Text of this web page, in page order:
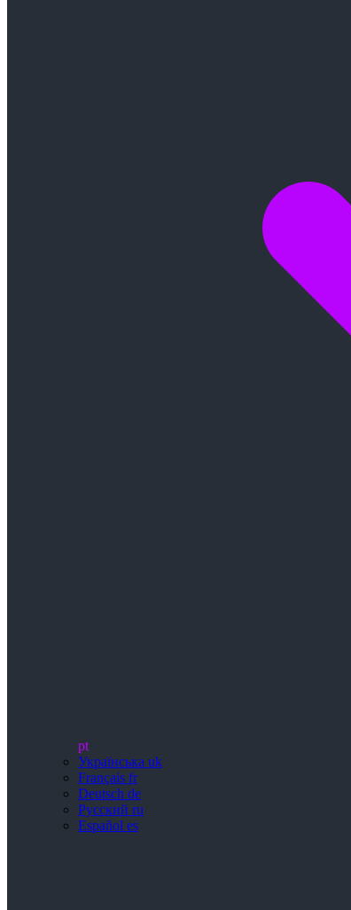
pt
Українська uk
Français fr
Deutsch de
Русский ru
Español es